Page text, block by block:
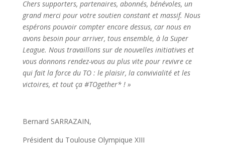
Chers supporters, partenaires, abonnés, bénévoles, un
grand merci pour votre soutien constant et massif. Nous
espérons pouvoir compter encore dessus, car nous en
avons besoin pour arriver, tous ensemble, à la Super
League. Nous travaillons sur de nouvelles initiatives et
vous donnons rendez-vous au plus vite pour revivre ce
qui fait la force du TO : le plaisir, la convivialité et les
victoires, et tout ça #TOgether* ! »
Bernard SARRAZAIN,
Président du Toulouse Olympique XIII